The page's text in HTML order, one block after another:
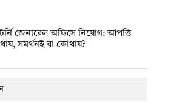
জেনারেল অফিসে নিয়োগ: আপত্তি
সমর্থনই বা কোথায়?